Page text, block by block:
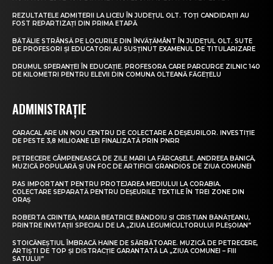
REZULTATELE ADMITERII LA LICEU ÎN JUDEȚUL OLT. TOȚI CANDIDAȚII AU
FOST REPARTIZAȚI DIN PRIMA ETAPĂ
BĂTĂLIE STRÂNSĂ PE LOCURILE DIN ÎNVĂȚĂMÂNT ÎN JUDEȚUL OLT. SUTE
DE PROFESORI ȘI EDUCATORI AU SUSȚINUT EXAMENUL DE TITULARIZARE
DRUMUL SPERANȚEI ÎN EDUCAȚIE. PROFESORA CARE PARCURGE ZILNIC 140
DE KILOMETRI PENTRU ELEVII DIN COMUNA OLTEANĂ FĂGEȚELU
ADMINISTRAȚIE
CARACAL ARE UN NOU CENTRU DE COLECTARE A DEȘEURILOR. INVESTIȚIE
DE PESTE 3,8 MILIOANE LEI FINALIZATĂ PRIN PNRR
PETRECERE CÂMPENEASCĂ DE ZILE MARI LA FĂRCAȘELE. ANDREEA BĂNICĂ,
MUZICĂ POPULARĂ ȘI UN FOC DE ARTIFICII GRANDIOS DE ZIUA COMUNEI
PAS IMPORTANT PENTRU PROTEJAREA MEDIULUI LA CORABIA.
COLECTARE SEPARATĂ PENTRU DEȘEURILE TEXTILE ÎN TREI ZONE DIN
ORAȘ
ROBERTA CRINTEA, MARIA BEATRICE BĂNDOIU ȘI CRISTIAN BĂNĂȚEANU,
PRINTRE INVITAȚII SPECIALI DE LA „ZIUA LEGUMICULTORULUI PLEȘOIAN”
STOICĂNEȘTIUL ÎMBRACĂ HAINE DE SĂRBĂTOARE. MUZICĂ DE PETRECERE,
ARTIȘTI DE TOP ȘI DISTRACȚIE GARANTATĂ LA „ZIUA COMUNEI – FIII
SATULUI”